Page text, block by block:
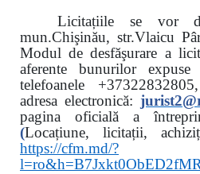
Licitațiile se vor
mun.Chişinău, str.Vlaicu
Modul de desfăşurare a
aferente bunurilor
telefoanele
adresa electronică:
pagina oficială a
(Locațiune, licitații,
https://cfm.md/?